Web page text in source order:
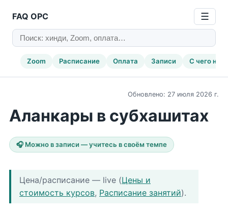
FAQ ОРС ☰
Zoom Расписание Оплата Записи С чего
Обновлено: 27 июля 2026 г.
Аланкары в субхашитах
🎧 Можно в записи — учитесь в своём темпе
Цена/расписание — live (Цены и
стоимость курсов, Расписание занятий).